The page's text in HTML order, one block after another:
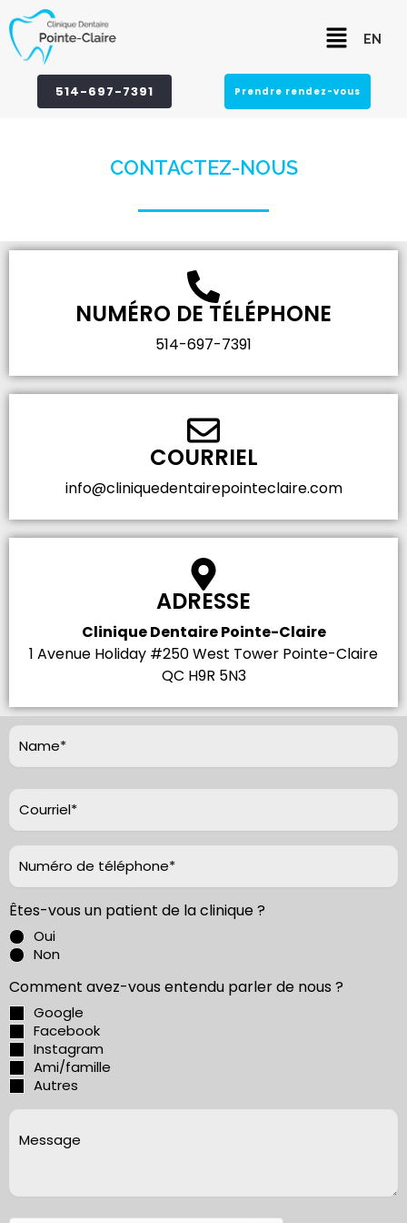
au
contenu
514-697-7391 Prendre rendez-vous
MenuEN
CONTACTEZ-NOUS
NUMÉRO DE TÉLÉPHONE
514-697-7391
COURRIEL
info@cliniquedentairepointeclaire.com
ADRESSE
Clinique Dentaire Pointe-Claire
1 Avenue Holiday #250 West Tower Pointe-Claire
QC H9R 5N3
Nom
Prénom
Courriel*
(Nécessaire)
Phone
Êtes-vous un patient de la clinique ?
Oui
Non
Comment avez-vous entendu parler de nous ?
Google
Facebook
Instagram
Ami/famille
Autres
Sans
titre